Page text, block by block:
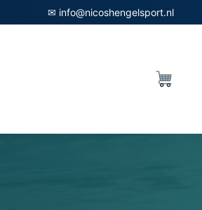
✉ info@nicoshengelsport.nl